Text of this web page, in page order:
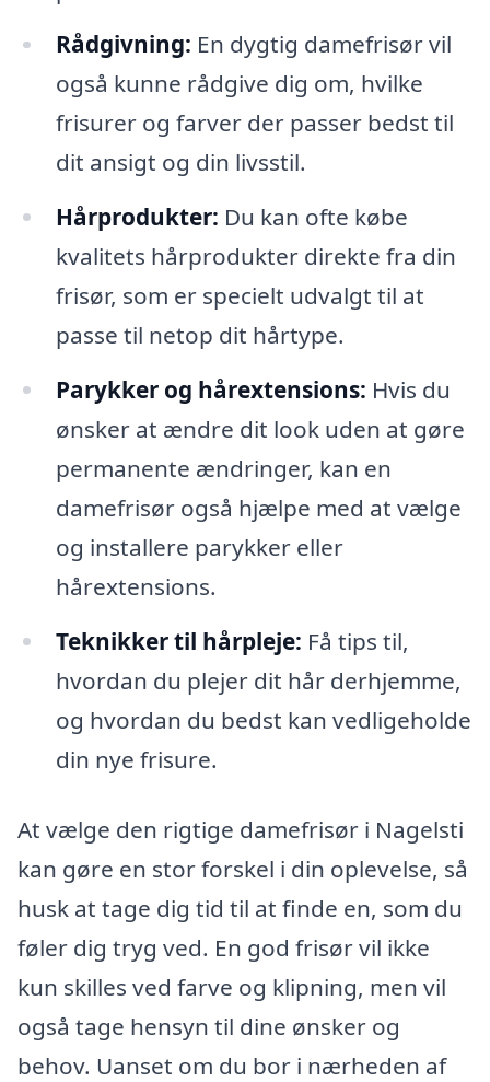
Rådgivning: En dygtig damefrisør vil
også kunne rådgive dig om, hvilke
frisurer og farver der passer bedst til
dit ansigt og din livsstil.
Hårprodukter: Du kan ofte købe
kvalitets hårprodukter direkte fra din
frisør, som er specielt udvalgt til at
passe til netop dit hårtype.
Parykker og hårextensions: Hvis du
ønsker at ændre dit look uden at gøre
permanente ændringer, kan en
damefrisør også hjælpe med at vælge
og installere parykker eller
hårextensions.
Teknikker til hårpleje: Få tips til,
hvordan du plejer dit hår derhjemme,
og hvordan du bedst kan vedligeholde
din nye frisure.
At vælge den rigtige damefrisør i Nagelsti
kan gøre en stor forskel i din oplevelse, så
husk at tage dig tid til at finde en, som du
føler dig tryg ved. En god frisør vil ikke
kun skilles ved farve og klipning, men vil
også tage hensyn til dine ønsker og
behov. Uanset om du bor i nærheden af